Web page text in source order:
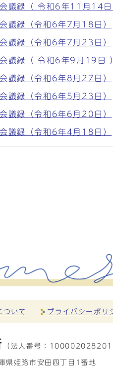
議録（ 令和6年11月14日
議録（令和6年7月18日）
議録（令和6年7月23日）
議録（ 令和6年9月19日
議録（令和6年8月27日）
議録（令和6年5月23日）
議録（令和6年6月20日）
議録（令和6年4月18日）
ついて プライバシーポリ
（法人番号：
姫路市安田四丁目1番地